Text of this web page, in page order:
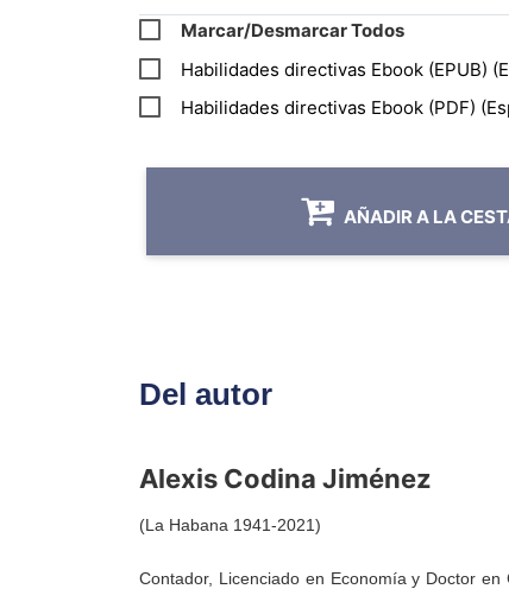
Marcar/Desmarcar Todos
Habilidades directivas Ebook (EPUB)
Habilidades directivas Ebook (PDF)
AÑADIR A LA
Del autor
Alexis Codina Jiménez
(La Habana 1941-2021)
Contador, Licenciado en Economía y Doctor